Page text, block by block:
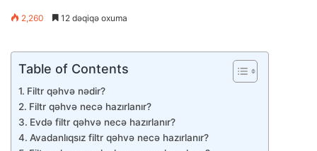
2,260 12 dəqiqə oxuma
Table of Contents
Filtr qəhvə nədir?
Filtr qəhvə necə hazırlanır?
Evdə filtr qəhvə necə hazırlanır?
Avadanlıqsız filtr qəhvə necə hazırlanır?